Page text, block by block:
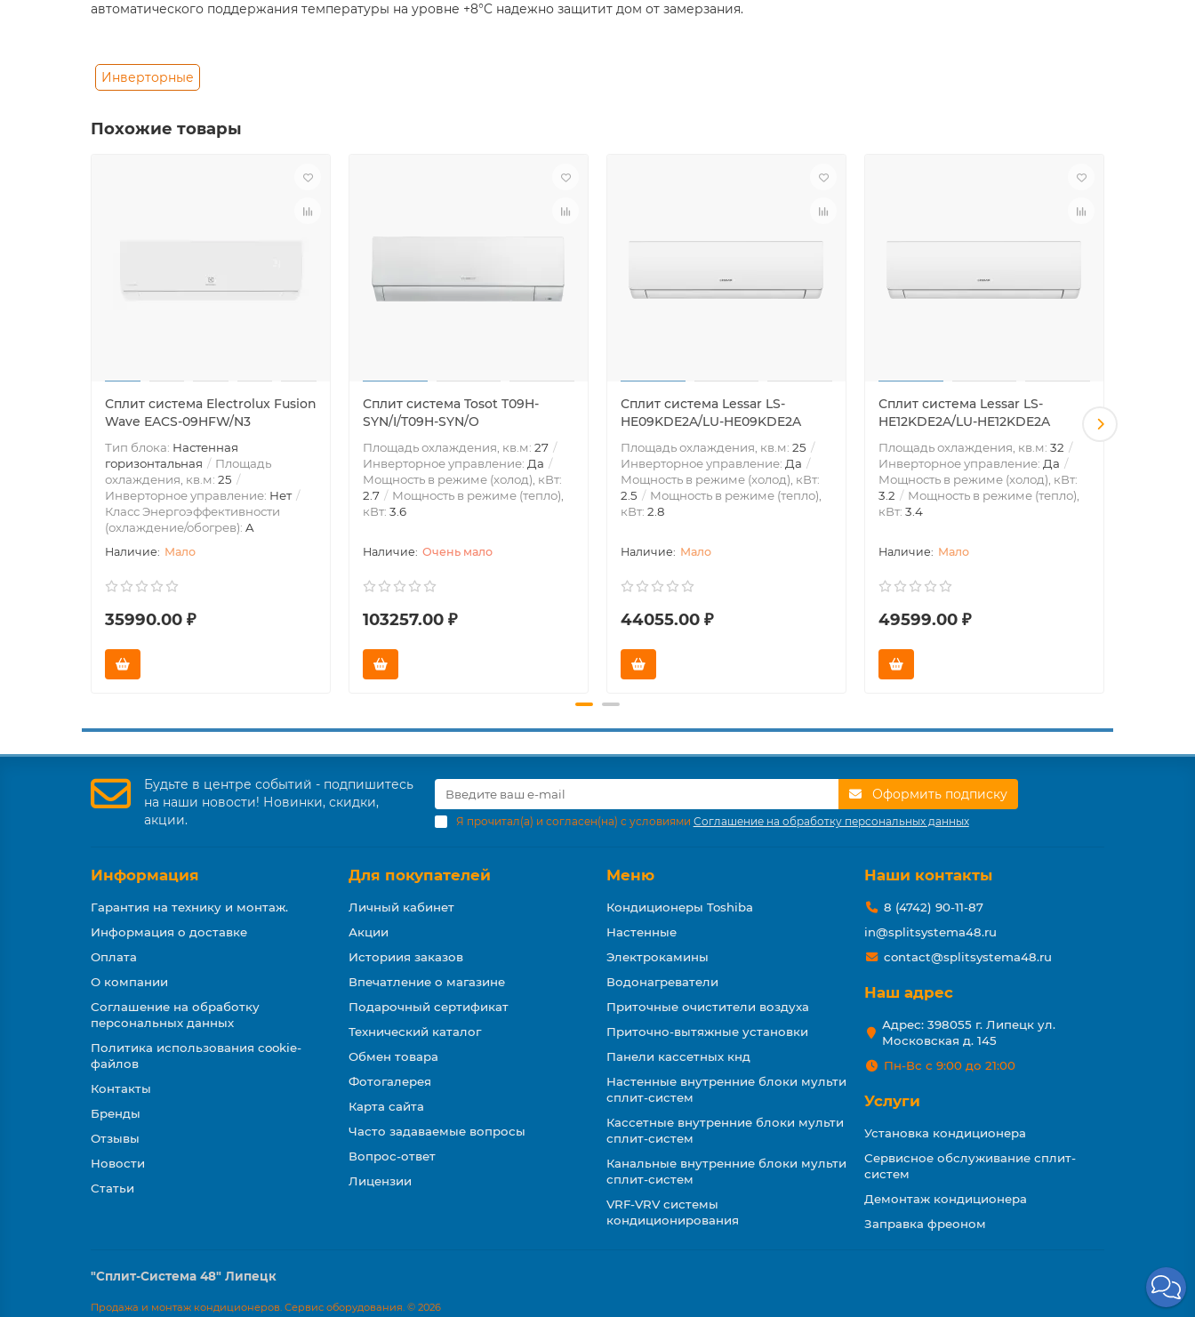
автоматического поддержания температуры на уровне +8°C надежно защитит дом от замерзания.
Инверторные
Похожие товары
Сплит система Electrolux Fusion
Wave EACS-09HFW/N3
Тип блока: Настенная
горизонтальная
Площадь
охлаждения, кв.м: 25
Инверторное управление: Нет
Класс Энергоэффективности
(охлаждение/обогрев): A
Мало
35990.00 ₽
Сплит система Tosot T09H-
SYN/I/T09H-SYN/O
Площадь охлаждения, кв.м: 27
Инверторное управление: Да
Мощность в режиме (холод), кВт:
2.7
Мощность в режиме (тепло),
кВт: 3.6
Очень мало
103257.00 ₽
Сплит система Lessar LS-
HE09KDE2A/LU-HE09KDE2A
Площадь охлаждения, кв.м: 25
Инверторное управление: Да
Мощность в режиме (холод), кВт:
2.5
Мощность в режиме (тепло),
кВт: 2.8
Мало
44055.00 ₽
Сплит система Lessar LS-
HE12KDE2A/LU-HE12KDE2A
Площадь охлаждения, кв.м: 32
Инверторное управление: Да
Мощность в режиме (холод), кВт:
3.2
Мощность в режиме (тепло),
кВт: 3.4
Мало
49599.00 ₽
Будьте в центре событий - подпишитесь
на наши новости! Новинки, скидки,
акции.
Оформить подписку
Я прочитал(а) и согласен(на) с условиями Соглашение на обработку персональных данных
Информация
Гарантия на технику и монтаж.
Информация о доставке
Оплата
О компании
Соглашение на обработку
персональных данных
Политика использования cookie-
файлов
Контакты
Бренды
Отзывы
Новости
Статьи
Для покупателей
Личный кабинет
Акции
Историия заказов
Впечатление о магазине
Подарочный сертификат
Технический каталог
Обмен товара
Фотогалерея
Карта сайта
Часто задаваемые вопросы
Вопрос-ответ
Лицензии
Меню
Кондиционеры Toshiba
Настенные
Электрокамины
Водонагреватели
Приточные очистители воздуха
Приточно-вытяжные установки
Панели кассетных кнд
Настенные внутренние блоки мульти
сплит-систем
Кассетные внутренние блоки мульти
сплит-систем
Канальные внутренние блоки мульти
сплит-систем
VRF-VRV системы
кондиционирования
Наши контакты
8 (4742) 90-11-87
in@splitsystema48.ru
contact@splitsystema48.ru
Наш адрес
Адрес: 398055 г. Липецк ул.
Московская д. 145
Пн-Вс с 9:00 до 21:00
Услуги
Установка кондиционера
Сервисное обслуживание сплит-
систем
Демонтаж кондиционера
Заправка фреоном
"Сплит-Система 48" Липецк
Продажа и монтаж кондиционеров. Сервис оборудования. © 2026